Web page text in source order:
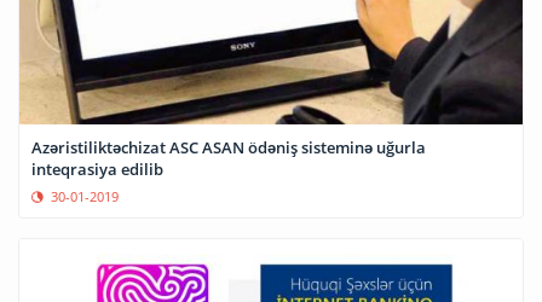
Azəristiliktəchizat ASC ASAN ödəniş sisteminə uğurla
inteqrasiya edilib
30-01-2019